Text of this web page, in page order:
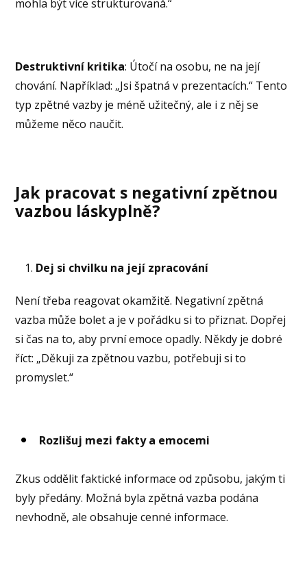
mohla být více strukturovaná.“
Destruktivní kritika: Útočí na osobu, ne na její
chování. Například: „Jsi špatná v prezentacích.“ Tento
typ zpětné vazby je méně užitečný, ale i z něj se
můžeme něco naučit.
Jak pracovat s negativní zpětnou
vazbou láskyplně?
Dej si chvilku na její zpracování
Není třeba reagovat okamžitě. Negativní zpětná
vazba může bolet a je v pořádku si to přiznat. Dopřej
si čas na to, aby první emoce opadly. Někdy je dobré
říct: „Děkuji za zpětnou vazbu, potřebuji si to
promyslet.“
Rozlišuj mezi fakty a emocemi
Zkus oddělit faktické informace od způsobu, jakým ti
byly předány. Možná byla zpětná vazba podána
nevhodně, ale obsahuje cenné informace.